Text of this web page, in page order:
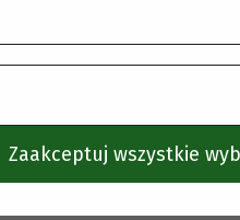
Zaakceptuj wszystkie